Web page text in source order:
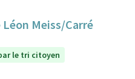
Meiss/Carré
le tri citoyen